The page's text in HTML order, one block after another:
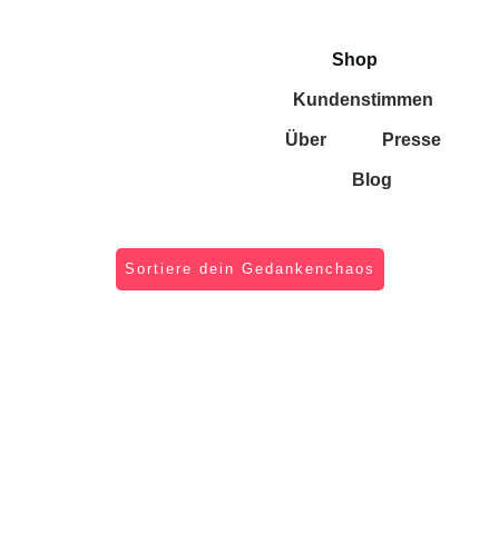
Shop
Kundenstimmen
Über Presse
Blog
Sortiere dein Gedankenchaos